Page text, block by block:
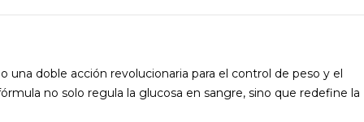
doble acción revolucionaria para el control de peso y el
no solo regula la glucosa en sangre, sino que redefine la